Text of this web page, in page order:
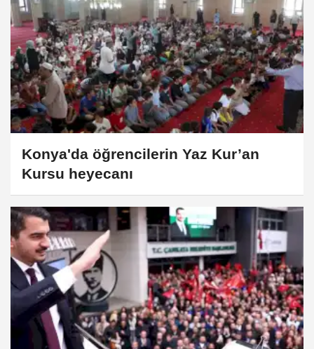
Konya'da öğrencilerin Yaz Kur’an
Kursu heyecanı